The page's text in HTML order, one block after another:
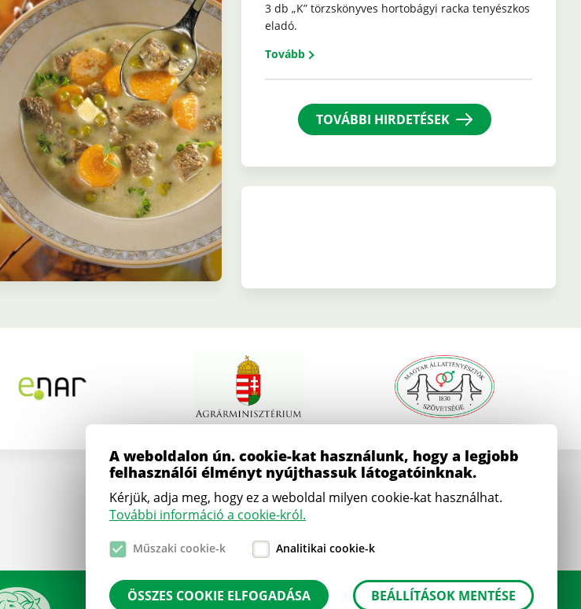
3 db „K” törzskönyves hortobágyi racka tenyészkos
eladó.
Tovább
TOVÁBBI HIRDETÉSEK
Telefon
+36 1 412 5030
E-mail
Adatkezelési szabályzat
A weboldalon ún. cookie-kat használunk, hogy a legjobb
felhasználói élményt nyújthassuk látogatóinknak.
Kérjük, adja meg, hogy ez a weboldal milyen cookie-kat használhat.
További információ a cookie-król.
Műszaki cookie-k Analitikai cookie-k
BEÁLLÍTÁSOK MENTÉSE
ÖSSZES COOKIE ELFOGADÁSA